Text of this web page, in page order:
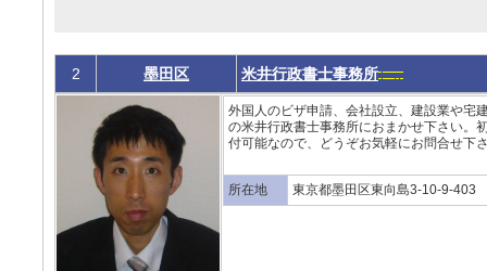
2 墨田区 米井行政書士事務所
外国人のビザ申請、会社設立、建設業や宅
の米井行政書士事務所におまかせ下さい
付可能なので、どうぞお気軽にお問合せ下
所在地 東京都墨田区東向島3-10-9-403